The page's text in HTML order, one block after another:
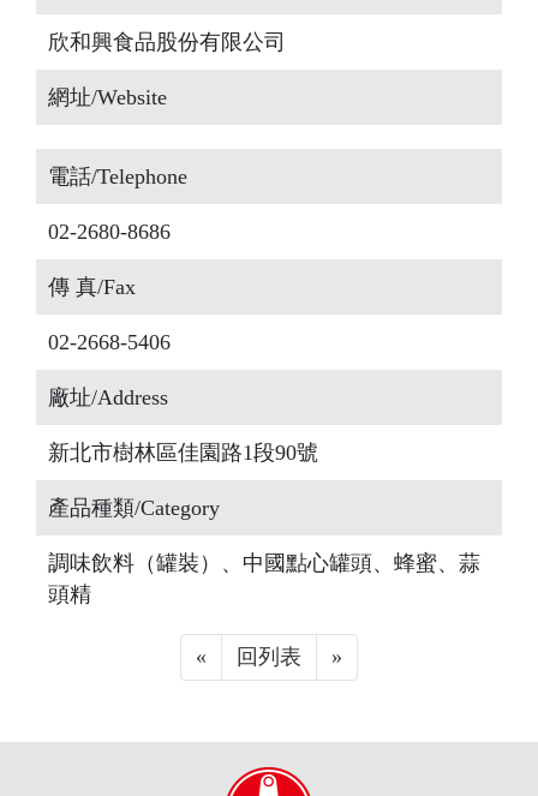
欣和興食品股份有限公司
網址/Website
電話/Telephone
02-2680-8686
傳 真/Fax
02-2668-5406
廠址/Address
新北市樹林區佳園路1段90號
產品種類/Category
調味飲料（罐裝）、中國點心罐頭、蜂蜜、蒜
頭精
« Previous
回列表 »